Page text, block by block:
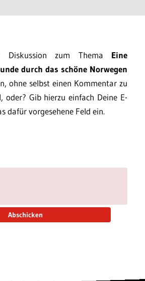
zum Thema Eine
durch das schöne Norwegen
ohne selbst einen Kommentar zu
oder? Gib hierzu einfach Deine E-
dafür vorgesehene Feld ein.